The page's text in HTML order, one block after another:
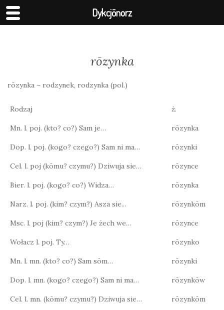
rōzynka
rōzynka – rodzynek, rodzynka (pol.)
Rodzaj ż.
Mn. l. poj. (kto? co?) Sam je… rōzynka
Dop. l. poj. (kogo? czego?) Sam ni ma… rōzynki
Cel. l. poj (kōmu? czymu?) Dziwuja sie… rōzynce
Bier. l. poj. (kogo? co?) Widza… rōzynka
Narz. l. poj. (kim? czym?) Asza sie... rōzynkōm
Msc. l. poj (kim? czym?) Je żech we… rōzynce
Wołacz l. poj. Ty… rōzynko
Mn. l. mn. (kto? co?) Sam sōm… rōzynki
Dop. l. mn. (kogo? czego?) Sam ni ma… rōzynkōw
Cel. l. mn. (kōmu? czymu?) Dziwuja sie… rōzynkōm
Dykcjōnorz